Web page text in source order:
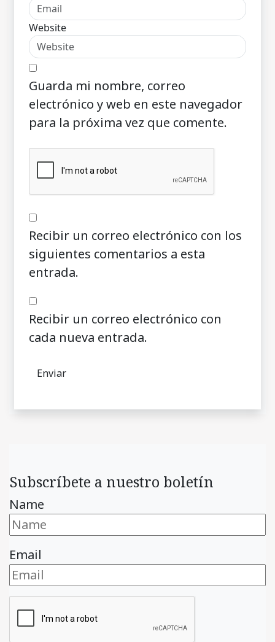
Website
Guarda mi nombre, correo
electrónico y web en este navegador
para la próxima vez que comente.
Recibir un correo electrónico con los
siguientes comentarios a esta
entrada.
Recibir un correo electrónico con
cada nueva entrada.
Subscríbete a nuestro boletín
Name
Email